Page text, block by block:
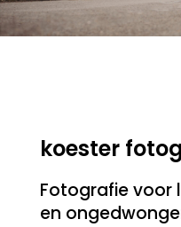
koester
Fotografie voor
en